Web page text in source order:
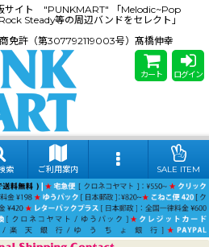
サイト "PUNKMART" 「Melodic~Pop
Steady等の周辺バンドをセレクト」
免許（第307792119003号）髙橋伸幸
カート ログイン
索 ご利用案内 SALE ITEM